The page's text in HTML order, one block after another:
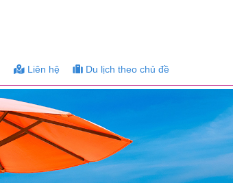
Liên hệ Du lịch theo chủ đề